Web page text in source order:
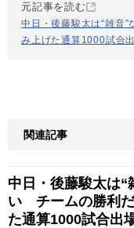
元記事を読む
中日・後藤駿太は“雑音
み上げた通算1000試合
関連記事
中日・後藤駿太は“
い チームの勝利
た通算1000試合出